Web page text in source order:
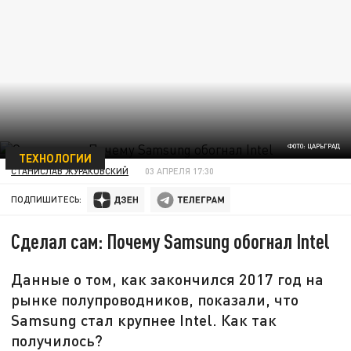
ФОТО: ЦАРЬГРАД
ТЕХНОЛОГИИ
СТАНИСЛАВ ЖУРАКОВСКИЙ 03 АПРЕЛЯ 17:30
ПОДПИШИТЕСЬ:
Сделал сам: Почему Samsung обогнал Intel
Данные о том, как закончился 2017 год на
рынке полупроводников, показали, что
Samsung стал крупнее Intel. Как так
получилось?